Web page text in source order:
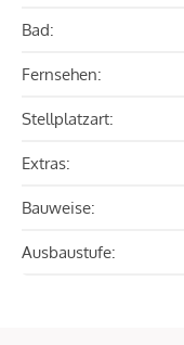
Bad:
Fernsehen:
Stellplatzart:
Extras:
Bauweise:
Ausbaustufe: